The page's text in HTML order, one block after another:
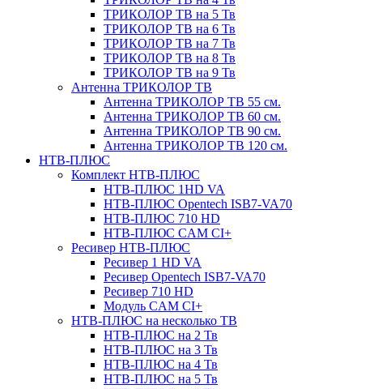
ТРИКОЛОР ТВ на 5 Тв
ТРИКОЛОР ТВ на 6 Тв
ТРИКОЛОР ТВ на 7 Тв
ТРИКОЛОР ТВ на 8 Тв
ТРИКОЛОР ТВ на 9 Тв
Антенна ТРИКОЛОР ТВ
Антенна ТРИКОЛОР ТВ 55 см.
Антенна ТРИКОЛОР ТВ 60 см.
Антенна ТРИКОЛОР ТВ 90 см.
Антенна ТРИКОЛОР ТВ 120 см.
НТВ-ПЛЮС
Комплект НТВ-ПЛЮС
НТВ-ПЛЮС 1HD VA
НТВ-ПЛЮС Opentech ISB7-VA70
НТВ-ПЛЮС 710 HD
НТВ-ПЛЮС CAM CI+
Ресивер НТВ-ПЛЮС
Ресивер 1 HD VA
Ресивер Opentech ISB7-VA70
Ресивер 710 HD
Модуль CAM CI+
НТВ-ПЛЮС на несколько ТВ
НТВ-ПЛЮС на 2 Тв
НТВ-ПЛЮС на 3 Тв
НТВ-ПЛЮС на 4 Тв
НТВ-ПЛЮС на 5 Тв